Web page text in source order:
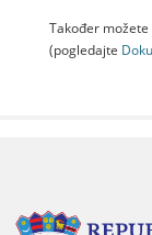
Također
(pogledajte